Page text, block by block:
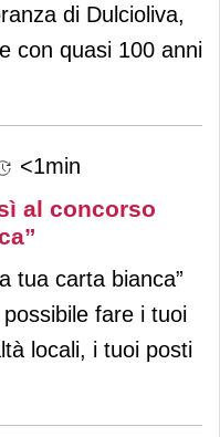
di Dulcioliva,
con quasi 100 anni
<1min
al concorso
tua carta bianca”
fare i tuoi
locali, i tuoi posti